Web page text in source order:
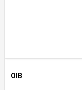
OIB